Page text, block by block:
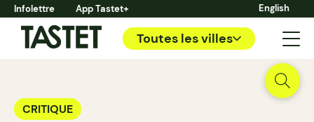
Infolettre App Tastet+ English
Toutes les villes
CRITIQUE